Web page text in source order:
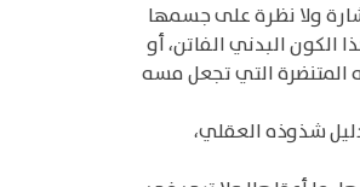
ولا نظرة على جسمها
البدني الفاتن، أو
المتنضرة التي تجعل مسه
شذوذه العقلي،